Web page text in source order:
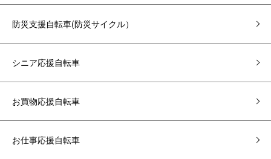
防災支援自転車(防災サイクル）
シニア応援自転車
お買物応援自転車
お仕事応援自転車